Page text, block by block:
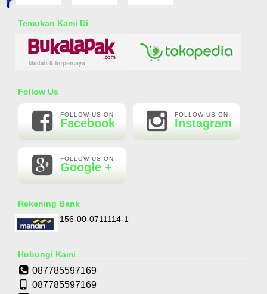
Temukan Kami Di
Follow Us
FOLLOW US ON
Facebook
FOLLOW US ON
Instagram
FOLLOW US ON
Google +
Rekening Bank
156-00-0711114-1
Hubungi Kami
087785597169
087785597169